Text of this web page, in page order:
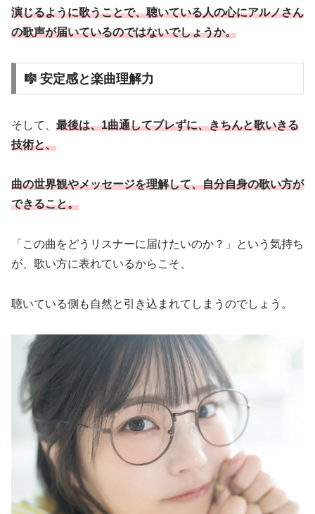
演じるように歌うことで、聴いている人の心にアルノさん
の歌声が届いているのではないでしょうか。
🎼 安定感と楽曲理解力
そして、 最後は、1曲通してブレずに、きちんと歌いきる
技術と、
曲の世界観やメッセージを理解して、自分自身の歌い方が
できること。
「この曲をどうリスナーに届けたいのか？」という気持ち
が、歌い方に表れているからこそ、
聴いている側も自然と引き込まれてしまうのでしょう。